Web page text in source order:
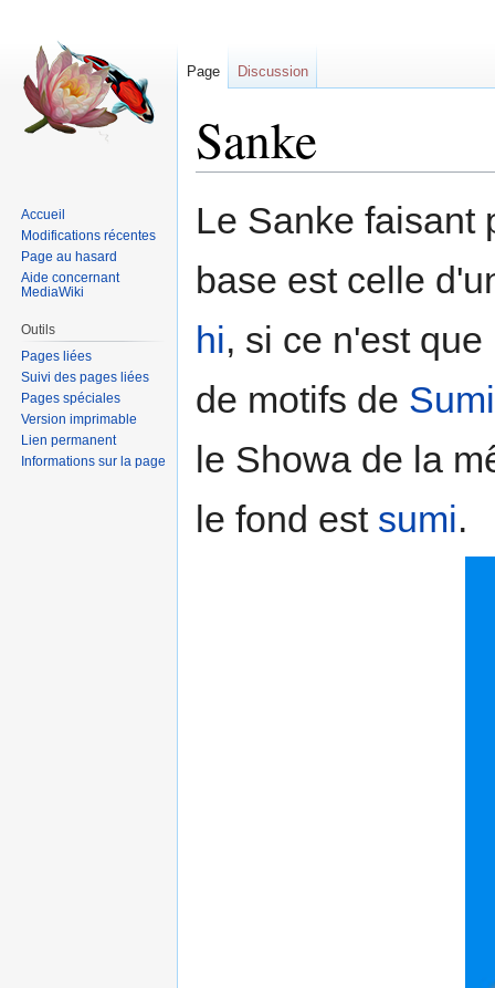
Sanke
à
navigation
à
recherche
Le Sanke faisant
base est celle
hi, si ce n'est
de motifs de Sumi
le Showa de la
le fond est sumi.
Page Discussion
Accueil
Modifications récentes
Page au hasard
Aide concernant
MediaWiki
Outils
Pages liées
Suivi des pages liées
Pages spéciales
Version imprimable
Lien permanent
Informations sur la page